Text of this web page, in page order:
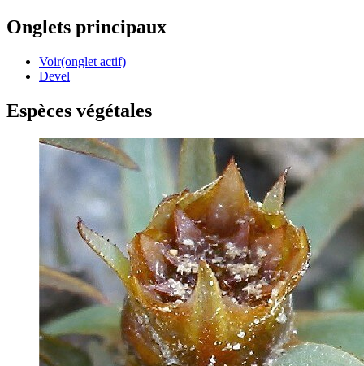
Onglets principaux
Voir(onglet actif)
Devel
Espèces végétales